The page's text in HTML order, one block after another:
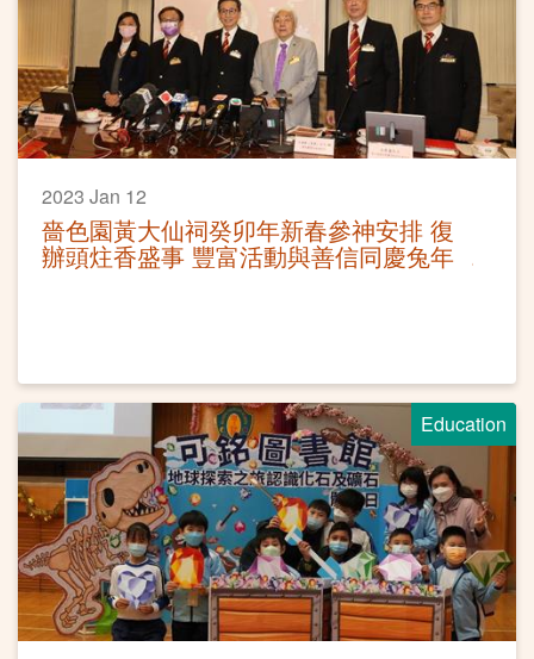
2023 Jan 12
嗇色園黃大仙祠癸卯年新春參神安排 復
辦頭炷香盛事 豐富活動與善信同慶兔年
Education